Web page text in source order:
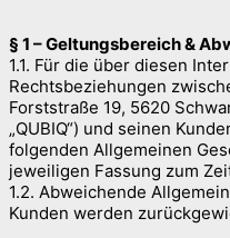
§ 1 – Geltungsbereich &
1.1. Für die über diesen
Rechtsbeziehungen
Forststraße 19, 5620
„QUBIQ“) und seinen
folgenden Allgemeinen
jeweiligen Fassung zum
1.2. Abweichende
Kunden werden